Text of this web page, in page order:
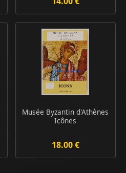
Musée Byzantin d'Athènes
Icônes
18.00 €